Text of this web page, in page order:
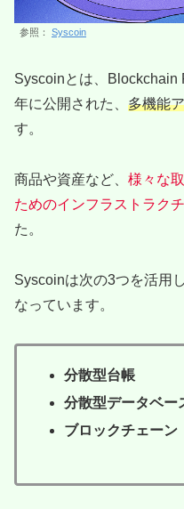
参照： Syscoin
Syscoinとは、Blockchain
年に公開された、 多機能
す。
商品や資産など、 様々な
ためのインフラストラク
た。
Syscoinは次の3つを活用
なっています。
分散型台帳
分散型データベー
ブロックチェーン